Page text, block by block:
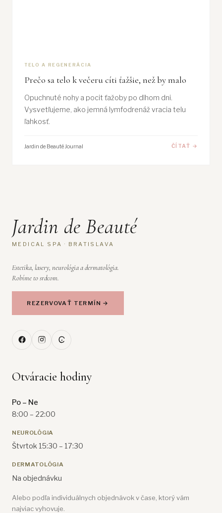
TELO A REGENERÁCIA
Prečo sa telo k večeru cíti ťažšie, než by malo
Opuchnuté nohy a pocit ťažoby po dlhom dni.
Vysvetľujeme, ako jemná lymfodrenáž vracia telu
ľahkosť.
Jardin de Beauté Journal ČÍTAŤ →
Jardin de Beauté
MEDICAL SPA · BRATISLAVA
Estetika, lasery, neurológia a dermatológia.
Robíme to srdcom.
REZERVOVAŤ TERMÍN →
Otváracie hodiny
Po – Ne
8:00 – 22:00
NEUROLÓGIA
Štvrtok 15:30 – 17:30
DERMATOLÓGIA
Na objednávku
Alebo podľa individuálnych objednávok v čase, ktorý vám
najviac vyhovuje.